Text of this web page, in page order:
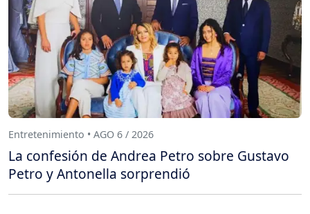
Entretenimiento • AGO 6 / 2026
La confesión de Andrea Petro sobre Gustavo
Petro y Antonella sorprendió